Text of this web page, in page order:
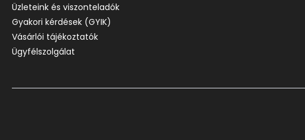
Üzleteink és viszonteladók
Gyakori kérdések (GYIK)
Vásárlói tájékoztatók
Ügyfélszolgálat